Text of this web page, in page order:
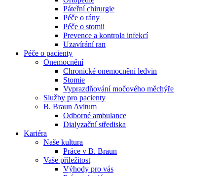
Páteřní chirurgie
Péče o rány
Péče o stomii
Prevence a kontrola infekcí
Uzavírání ran
Péče o pacienty
Onemocnění
Chronické onemocnění ledvin
Stomie
Vyprazdňování močového měchýře
Služby pro pacienty
B. Braun Avitum
Odborné ambulance
Dialyzační střediska
Kariéra
Naše kultura
Práce v B. Braun
Vaše příležitost​
Výhody pro vás